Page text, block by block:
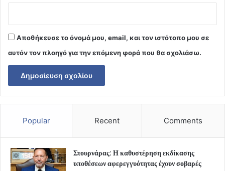
Αποθήκευσε το όνομά μου, email, και τον ιστότοπο μου σε
αυτόν τον πλοηγό για την επόμενη φορά που θα σχολιάσω.
Popular Recent Comments
Στουρνάρας: Η καθυστέρηση εκδίκασης
υποθέσεων αφερεγγυότητας έχουν σοβαρές